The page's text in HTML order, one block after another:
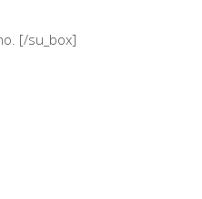
[/su_box]